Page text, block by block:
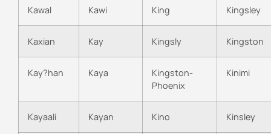
Kawal Kawi King Kingsley
Kaxian Kay Kingsly Kingston
Kay?han Kaya
Kingston-
Phoenix
Kinimi
Kayaali Kayan Kino Kinsley